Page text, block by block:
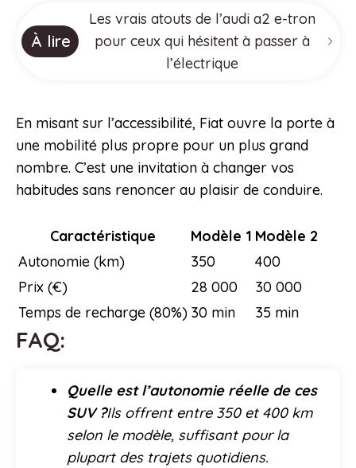
À lire
Les vrais atouts de l’audi a2 e-tron
pour ceux qui hésitent à passer à
l’électrique
En misant sur l’accessibilité, Fiat ouvre la porte à
une mobilité plus propre pour un plus grand
nombre. C’est une invitation à changer vos
habitudes sans renoncer au plaisir de conduire.
Caractéristique Modèle 1 Modèle 2
Autonomie (km)
350
400
Prix (€)
28 000
30 000
Temps de recharge (80%) 30 min 35 min
FAQ:
Quelle est l’autonomie réelle de ces
SUV ?Ils offrent entre 350 et 400 km
selon le modèle, suffisant pour la
plupart des trajets quotidiens.